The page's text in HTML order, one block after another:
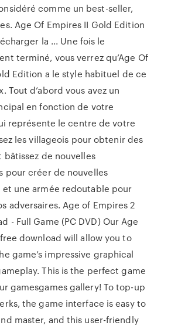
comme un best-seller,
Age Of Empires II Gold Edition
la ... Une fois le
terminé, vous verrez qu’Age Of
Edition a le style habituel de ce
Tout d’abord vous avez un
en fonction de votre
représente le centre de votre
les villageois pour obtenir des
bâtissez de nouvelles
pour créer de nouvelles
une armée redoutable pour
adversaires. Age of Empires 2
- Full Game (PC DVD) Our Age
download will allow you to
game’s impressive graphical
This is the perfect game
gamesgames gallery! To top-up
the game interface is easy to
master, and this user-friendly